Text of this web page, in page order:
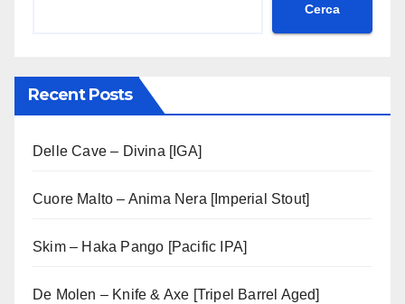
Cerca
Recent Posts
Delle Cave – Divina [IGA]
Cuore Malto – Anima Nera [Imperial Stout]
Skim – Haka Pango [Pacific IPA]
De Molen – Knife & Axe [Tripel Barrel Aged]